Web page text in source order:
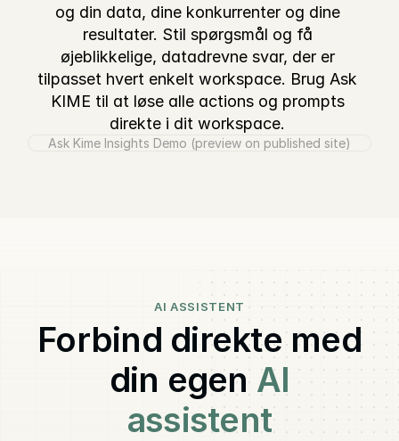
og din data, dine konkurrenter og dine
resultater. Stil spørgsmål og få
øjeblikkelige, datadrevne svar, der er
tilpasset hvert enkelt workspace. Brug Ask
KIME til at løse alle actions og prompts
direkte i dit workspace.
Ask Kime Insights Demo (preview on published site)
AI ASSISTENT
Forbind direkte med
din egen AI
assistent